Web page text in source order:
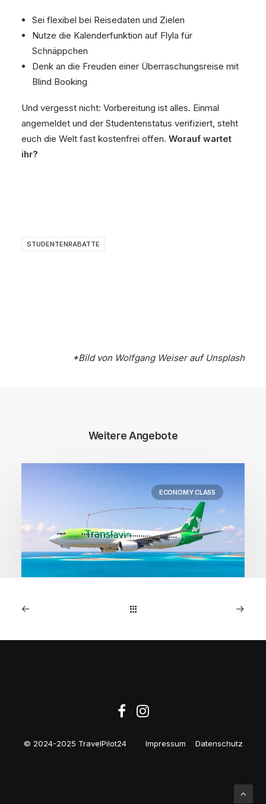
Sei flexibel bei Reisedaten und Zielen
Nutze die Kalenderfunktion auf Flyla für
Schnäppchen
Denk an die Freuden einer Überraschungsreise mit
Blind Booking
Und vergesst nicht: Vorbereitung ist alles. Einmal
angemeldet und der Studentenstatus verifiziert, steht
euch die Welt fast kostenfrei offen. Worauf wartet
ihr?
STUDENTENRABATTE
*Bild von Wolfgang Weiserauf Unsplash
Weitere Angebote
ECONOMY CLASS
1. Mai 2026
© 2024-2025 TravelPilot24 Impressum Datenschutz